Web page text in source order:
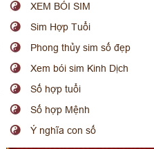
XEM BÓI SIM
Sim Hợp Tuổi
Phong thủy sim số đẹp
Xem bói sim Kinh Dịch
Số hợp tuổi
Số hợp Mệnh
Ý nghĩa con số